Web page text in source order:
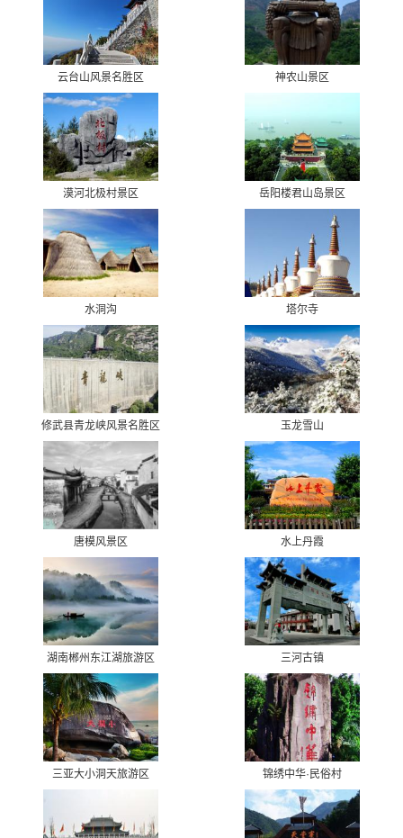
云台山风景名胜区 神农山景区
漠河北极村景区 岳阳楼君山岛景区
水洞沟 塔尔寺
修武县青龙峡风景名胜区 玉龙雪山
唐模风景区 水上丹霞
湖南郴州东江湖旅游区 三河古镇
三亚大小洞天旅游区 锦绣中华·民俗村